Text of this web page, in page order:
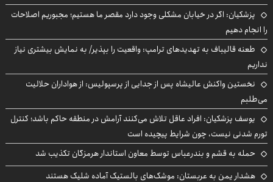
پزشکیان: اگر در خیابان مشکلی وجود دارد مقصر ما هستیم؛ مجبوریم اصلاحات
را انجام دهیم
طعنه قالیباف به تهدیدهای ترامپ: واقعیت را بپذیر/ به نمایش بیشتری نیاز
نداریم
نخستین واکنش عالیشاه پس از جدایی از پرسپولیس: از هواداران حلالیت
می‌طلبم
یوسف پزشکیان: افراد عاقل تلاش می‌کنند آرامش در منطقه حاکم باشد؛ کنترل
تورم شدنی نیست، چون شرایط پیچیده است
حمله به قشم و بندرعباس توسط معاون استاندار هرمزگان تکذیب شد
هشدار یمن به عربستان: موشک‌های بالستیک آماده شلیک هستند